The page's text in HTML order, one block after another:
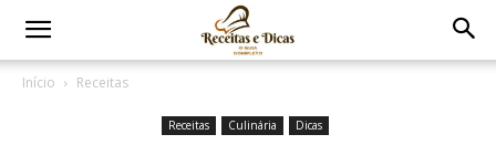
Início Receitas
Receitas Culinária Dicas